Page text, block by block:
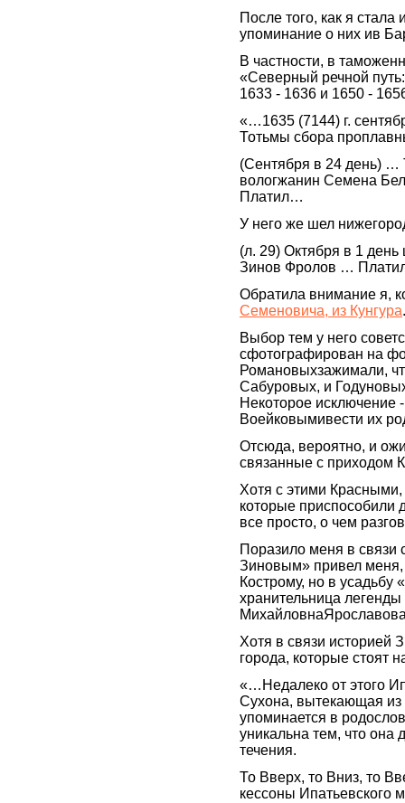
После того, как я стала
упоминание о них ив
В частности, в
«Северный речной
1633 - 1636 и 1650 -
«…1635 (7144) г.
Тотьмы сбора
(Сентября в 24 день) …
вологжанин Семена
Платил…
У него же шел
(л. 29) Октября в 1
Зинов Фролов …
Обратила внимание я,
Семеновича, из Кунгура.
Выбор тем у него
сфотографирован на
Романовыхзажимали,
Сабуровых, и
Некоторое исключение
Воейковымивести их
Отсюда, вероятно, и
связанные с приходом
Хотя с этими
которые приспособили
все просто, о чем
Поразило меня в связи
Зиновым» привел меня,
Кострому, но в усадьбу
хранительница
Хотя в связи историей
города, которые стоят
«…Недалеко от этого
Сухона, вытекающая из
упоминается в
уникальна тем, что она
течения.
То Вверх, то Вниз, то
кессоны Ипатьевского